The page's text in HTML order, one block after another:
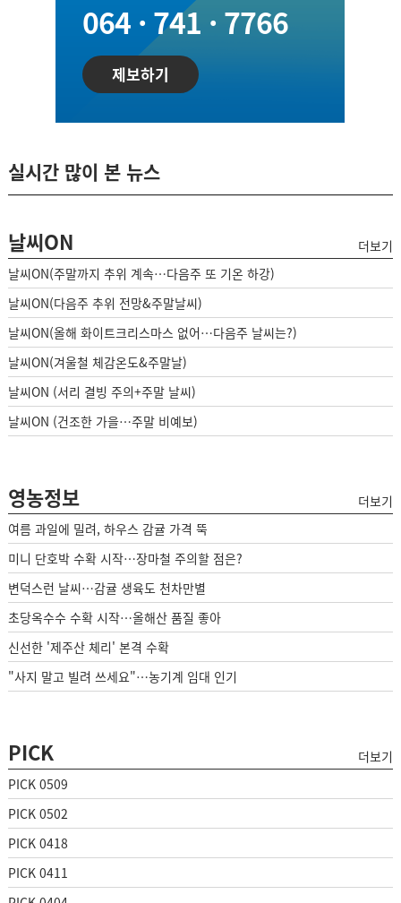
064 · 741 · 7766
제보하기
실시간 많이 본 뉴스
날씨ON
더보기
날씨ON(주말까지 추위 계속…다음주 또 기온 하강)
날씨ON(다음주 추위 전망&주말날씨)
날씨ON(올해 화이트크리스마스 없어…다음주 날씨는?)
날씨ON(겨울철 체감온도&주말날)
날씨ON (서리 결빙 주의+주말 날씨)
날씨ON (건조한 가을…주말 비예보)
영농정보
더보기
여름 과일에 밀려, 하우스 감귤 가격 뚝
미니 단호박 수확 시작…장마철 주의할 점은?
변덕스런 날씨…감귤 생육도 천차만별
초당옥수수 수확 시작…올해산 품질 좋아
신선한 '제주산 체리' 본격 수확
"사지 말고 빌려 쓰세요"…농기계 임대 인기
PICK
더보기
PICK 0509
PICK 0502
PICK 0418
PICK 0411